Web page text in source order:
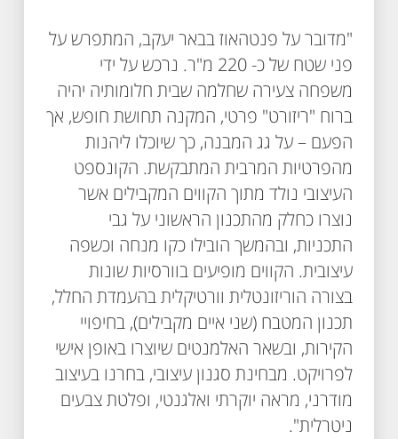
"מדובר על פנטהאוז בבאר יעקב, המתפרש על
פני שטח של כ- 220 מ"ר. נרכש על ידי
משפחה צעירה שחלמה שבית חלומותיה יהיה
ברוח "ריזורט" פרטי, המקנה תחושת חופש, אך
הפעם – על גג המבנה, כך שיוכלו ליהנות
מהפרטיות המרבית המתבקשת. הקונספט
העיצובי נולד מתוך הקווים המקבילים אשר
נוצרו כחלק מהתכנון הראשוני על גבי
התכניות, ובהמשך הובילו כקו מנחה וכשפה
עיצובית. הקווים מופיעים בוורסיות שונות
בצורה הוריזונטלית וורטיקלית בהעמדת החלל,
תכנון המטבח (שני איים מקבילים), בחיפויי
הקירות, ובשאר האלמנטים שיוצרו באופן אישי
לפרויקט. מבחינת סגנון עיצובי, בחרנו בעיצוב
מודרני, מראה יוקרתי ואלגנטי, ופלטת צבעים
ניטרלית".